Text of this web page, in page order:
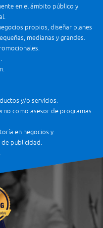
en el ámbito público y
propios, diseñar planes
medianas y grandes.
y/o servicios.
como asesor de programas
en negocios y
de publicidad.